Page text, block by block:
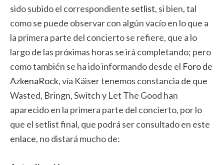
sido subido el correspondiente setlist, si bien, tal
como se puede observar con algún vacío en lo que a
la primera parte del concierto se refiere, que a lo
largo de las próximas horas se irá completando; pero
como también se ha ido informando desde el Foro de
AzkenaRock, vía Káiser tenemos constancia de que
Wasted, Bringn, Switch y Let The Good han
aparecido en la primera parte del concierto, por lo
que el setlist final, que podrá ser consultado en este
enlace, no distará mucho de: